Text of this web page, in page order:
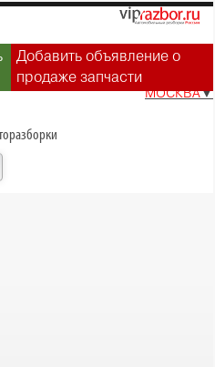
Добавить объявление о
продаже запчасти
МОСКВА▼